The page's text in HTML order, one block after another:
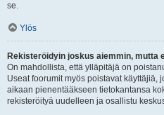
se.
Ylös
Rekisteröidyin joskus aiemmin, mutta
On mahdollista, että ylläpitäjä on
Useat foorumit myös poistavat käyttäjiä,
aikaan pienentääkseen tietokantansa
rekisteröityä uudelleen ja osallistu